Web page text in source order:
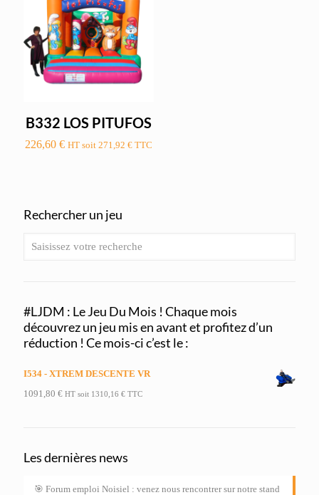
B332 LOS PITUFOS
226,60€ HT soit271,92€ TTC
Rechercher un jeu
#LJDM : Le Jeu Du Mois ! Chaque mois
découvrez un jeu mis en avant et profitez d’un
réduction ! Ce mois-ci c’est le :
I534 - XTREM DESCENTE VR
1091,80 € HT soit 1310,16 € TTC
Les dernières news
🎯 Forum emploi Noisiel : venez nous rencontrer sur notre stand